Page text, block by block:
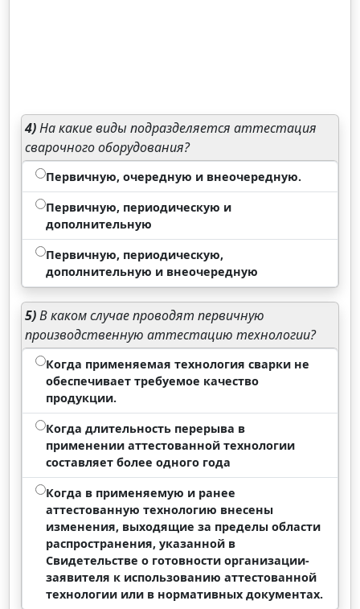
4)На какие виды подразделяется аттестация
сварочного оборудования?
Первичную, очередную и внеочередную.
Первичную, периодическую и
дополнительную
Первичную, периодическую,
дополнительную и внеочередную
5)В каком случае проводят первичную
производственную аттестацию технологии?
Когда применяемая технология сварки не
обеспечивает требуемое качество
продукции.
Когда длительность перерыва в
применении аттестованной технологии
составляет более одного года
Когда в применяемую и ранее
аттестованную технологию внесены
изменения, выходящие за пределы области
распространения, указанной в
Свидетельстве о готовности организации-
заявителя к использованию аттестованной
технологии или в нормативных документах.